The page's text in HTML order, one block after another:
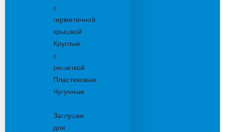
с
герметичной
крышкой
Круглые
с
решеткой
Пластиковые
Чугунные
Заглушки
для